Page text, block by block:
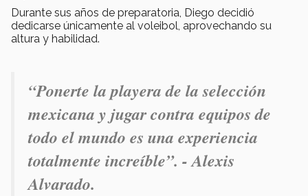
Durante sus años de preparatoria, Diego decidió
dedicarse únicamente al voleibol, aprovechando su
altura y habilidad.
“Ponerte la playera de la selección
mexicana y jugar contra equipos de
todo el mundo es una experiencia
totalmente increíble”. - Alexis
Alvarado.